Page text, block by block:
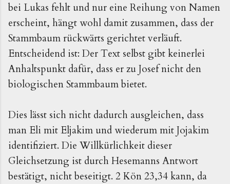
bei Lukas fehlt und nur eine Reihung von Namen
erscheint, hängt wohl damit zusammen, dass der
Stammbaum rückwärts gerichtet verläuft.
Entscheidend ist: Der Text selbst gibt keinerlei
Anhaltspunkt dafür, dass er zu Josef nicht den
biologischen Stammbaum bietet.
Dies lässt sich nicht dadurch ausgleichen, dass
man Eli mit Eljakim und wiederum mit Jojakim
identifiziert. Die Willkürlichkeit dieser
Gleichsetzung ist durch Hesemanns Antwort
bestätigt, nicht beseitigt. 2 Kön 23,34 kann, da